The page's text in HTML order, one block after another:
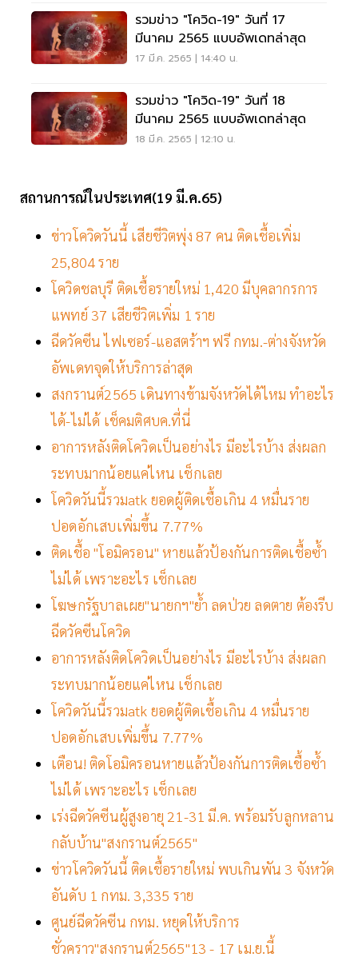
รวมข่าว "โควิด-19" วันที่ 17
มีนาคม 2565 แบบอัพเดทล่าสุด
17 มี.ค. 2565 | 14:40 น.
รวมข่าว "โควิด-19" วันที่ 18
มีนาคม 2565 แบบอัพเดทล่าสุด
18 มี.ค. 2565 | 12:10 น.
สถานการณ์ในประเทศ(19 มี.ค.65)
ข่าวโควิดวันนี้ เสียชีวิตพุ่ง 87 คน ติดเชื้อเพิ่ม
25,804 ราย
โควิดชลบุรี ติดเชื้อรายใหม่ 1,420 มีบุคลากรการ
แพทย์ 37 เสียชีวิตเพิ่ม 1 ราย
ฉีดวัคซีน ไฟเซอร์-แอสตร้าฯ ฟรี กทม.-ต่างจังหวัด
อัพเดทจุดให้บริการล่าสุด
สงกรานต์2565 เดินทางข้ามจังหวัดได้ไหม ทำอะไร
ได้-ไม่ได้ เช็คมติศบค.ที่นี่
อาการหลังติดโควิดเป็นอย่างไร มีอะไรบ้าง ส่งผลก
ระทบมากน้อยแค่ไหน เช็กเลย
โควิดวันนี้รวมatk ยอดผู้ติดเชื้อเกิน 4 หมื่นราย
ปอดอักเสบเพิ่มขึ้น 7.77%
ติดเชื้อ "โอมิครอน" หายแล้วป้องกันการติดเชื้อซ้ำ
ไม่ได้ เพราะอะไร เช็กเลย
โฆษกรัฐบาลเผย"นายกฯ"ย้ำ ลดป่วย ลดตาย ต้องรีบ
ฉีดวัคซีนโควิด
อาการหลังติดโควิดเป็นอย่างไร มีอะไรบ้าง ส่งผลก
ระทบมากน้อยแค่ไหน เช็กเลย
โควิดวันนี้รวมatk ยอดผู้ติดเชื้อเกิน 4 หมื่นราย
ปอดอักเสบเพิ่มขึ้น 7.77%
เตือน! ติดโอมิครอนหายแล้วป้องกันการติดเชื้อซ้ำ
ไม่ได้ เพราะอะไร เช็กเลย
เร่งฉีดวัคซีนผู้สูงอายุ 21-31 มี.ค. พร้อมรับลูกหลาน
กลับบ้าน"สงกรานต์2565"
ข่าวโควิดวันนี้ ติดเชื้อรายใหม่ พบเกินพัน 3 จังหวัด
อันดับ 1 กทม. 3,335 ราย
ศูนย์ฉีดวัคซีน กทม. หยุดให้บริการ
ชั่วคราว"สงกรานต์2565"13 - 17 เม.ย.นี้